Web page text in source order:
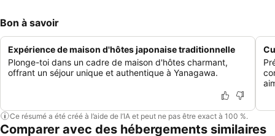
Bon à savoir
Expérience de maison d'hôtes japonaise traditionnelle
Plonge-toi dans un cadre de maison d'hôtes charmant,
offrant un séjour unique et authentique à Yanagawa.
Ce résumé a été créé à l’aide de l’IA et peut ne pas être exact à 100 %.
Comparer avec des hébergements similaires